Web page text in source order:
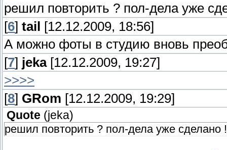
решил повторить ? пол-дела уже
[6] tail [12.12.2009, 18:56]
А можно фоты в студию вновь
[7] jeka[12.12.2009, 19:27]
>>>>
[8] GRom [12.12.2009, 19:29]
Quote (jeka)
решил повторить ? пол-дела уже сделано